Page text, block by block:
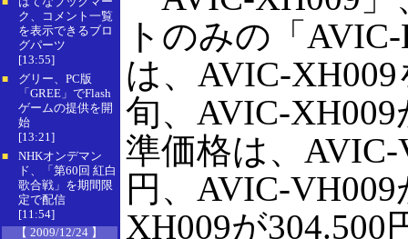
ク、コメント一覧
を表示できるブロ
グパーツ
[13:55]
■
グリー、PC版
「GREE」でFlash
ゲームの提供を開
始
[13:21]
■
NHKオンデマン
ド、「第60回 紅白
歌合戦」を期間限
定で配信
[11:54]
【 2009/12/24 】
トのみの「
は、AVIC-
旬、AVIC-
準価格は、AVIC-
円、AVIC-
XH009が304.500